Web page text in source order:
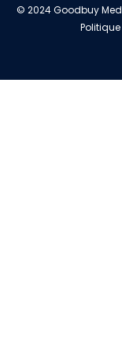
© 2024 Goodbuy